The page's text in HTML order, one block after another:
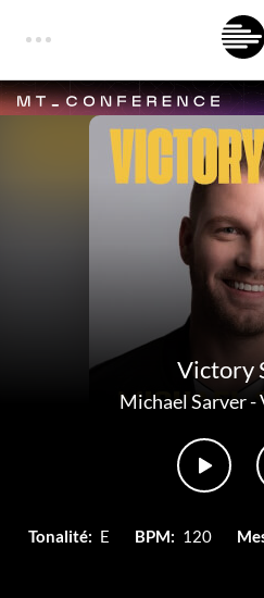
Victory
Michael Sarver-
Tonalité: E BPM: 120